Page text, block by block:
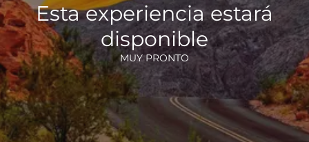
Esta experiencia estará
disponible
MUY PRONTO